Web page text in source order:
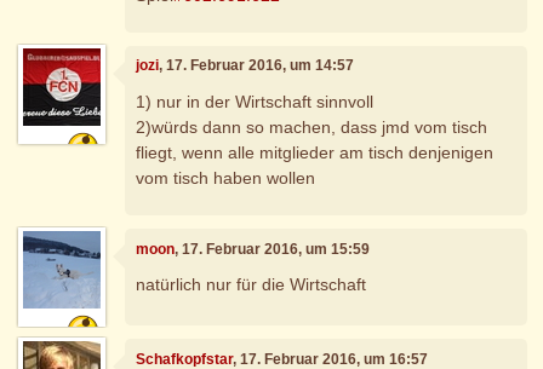
jozi, 17. Februar 2016, um 14:57
1) nur in der Wirtschaft sinnvoll
2)würds dann so machen, dass jmd vom tisch
fliegt, wenn alle mitglieder am tisch denjenigen
vom tisch haben wollen
moon, 17. Februar 2016, um 15:59
natürlich nur für die Wirtschaft
Schafkopfstar, 17. Februar 2016, um 16:57